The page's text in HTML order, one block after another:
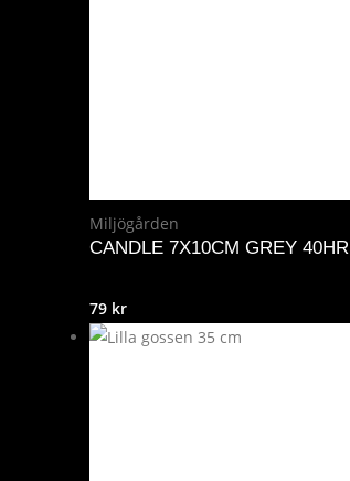
Miljögården
CANDLE 7X10CM GREY 40HR
79 kr